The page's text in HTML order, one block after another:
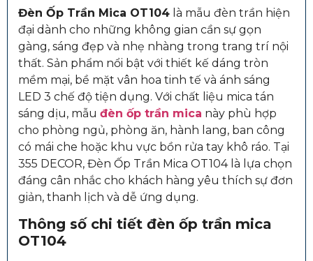
Đèn Ốp Trần Mica OT104 là mẫu đèn trần hiện
đại dành cho những không gian cần sự gọn
gàng, sáng đẹp và nhẹ nhàng trong trang trí nội
thất. Sản phẩm nổi bật với thiết kế dáng tròn
mềm mại, bề mặt vân hoa tinh tế và ánh sáng
LED 3 chế độ tiện dụng. Với chất liệu mica tán
sáng dịu, mẫu đèn ốp trần mica này phù hợp
cho phòng ngủ, phòng ăn, hành lang, ban công
có mái che hoặc khu vực bồn rửa tay khô ráo. Tại
355 DECOR, Đèn Ốp Trần Mica OT104 là lựa chọn
đáng cân nhắc cho khách hàng yêu thích sự đơn
giản, thanh lịch và dễ ứng dụng.
Thông số chi tiết đèn ốp trần mica
OT104